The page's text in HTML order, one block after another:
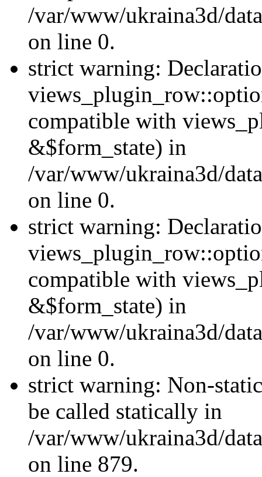
/var/www/ukraina3d/
on line 0.
strict warning:
compatible with
&$form_state) in
/var/www/ukraina3d/
on line 0.
strict warning:
compatible with
&$form_state) in
/var/www/ukraina3d/
on line 0.
strict warning: Non-
be called statically in
/var/www/ukraina3d/
on line 879.